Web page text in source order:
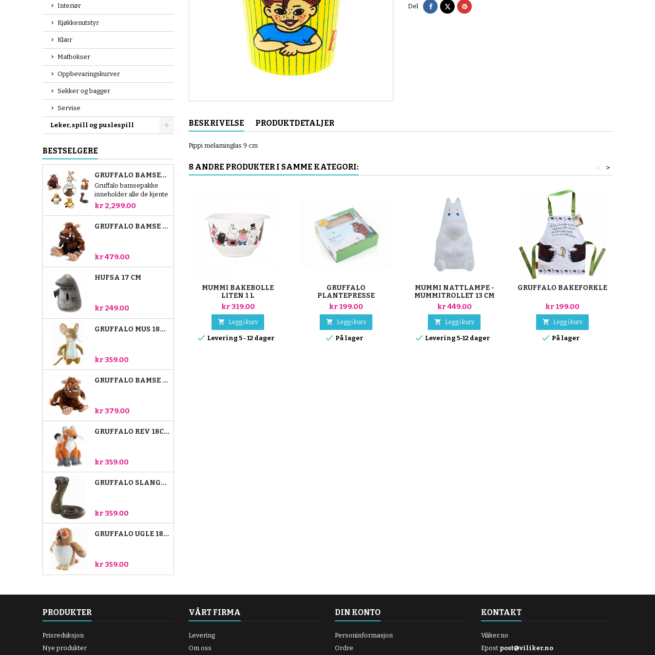
Interiør
Kjøkkenutstyr
Klær
Matbokser
Oppbevaringskurver
Sekker og bagger
Servise
Leker, spill og puslespill
BESTSELGERE
GRUFFALO BAMSEPAKKE
Gruffalo bamsepakke
inneholder alle de kjente
figurene fra den
populære historien.
bamser: Gruffalo,
Gruffalo bamsen er 40
cm.
kr 2,299.00
GRUFFALO BAMSE 23 CM
kr 479.00
HUFSA 17 CM
kr 249.00
GRUFFALO MUS 18CM
kr 359.00
GRUFFALO BAMSE 18 CM
kr 379.00
GRUFFALO REV 18CM
kr 359.00
GRUFFALO SLANGE 18CM
kr 359.00
GRUFFALO UGLE 18CM
kr 359.00
Del Del TvitrePinterest
BESKRIVELSE PRODUKTDETALJER
Pippi melaminglas 9 cm
8 ANDRE PRODUKTER I SAMME KATEGORI: >
<
MUMMI BAKEBOLLE
LITEN 1 L
kr 319.00
 Legg i kurv
 Levering 5 - 12 dager
GRUFFALO
PLANTEPRESSE
kr 199.00
 Legg i kurv
 På lager
MUMMI NATTLAMPE -
MUMMITROLLET 13 CM
kr 449.00
 Legg i kurv
 Levering 5-12 dager
GRUFFALO BAKEFORKLE
kr 199.00
 Legg i kurv
 På lager
PRODUKTER
Prisreduksjon
Nye produkter
VÅRT FIRMA
Levering
Om oss
DIN KONTO
Personinformasjon
Ordre
KONTAKT
Viliker.no
Epost post@viliker.no